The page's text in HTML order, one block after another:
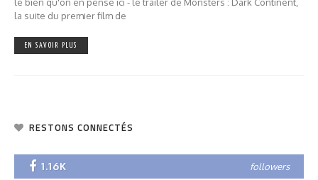
la suite du premier film de
EN SAVOIR PLUS
RESTONS CONNECTÉS
1.16K followers